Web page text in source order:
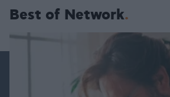
Best of Network